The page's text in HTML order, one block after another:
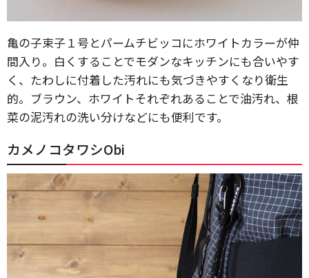
亀の子束子１号とパームチビッコにホワイトカラーが仲
間入り。白くすることでモダンなキッチンにも合いやす
く、たわしに付着した汚れにも気づきやすくなり衛生
的。ブラウン、ホワイトそれぞれあることで油汚れ、根
菜の泥汚れの洗い分けなどにも便利です。
カメノコタワシObi